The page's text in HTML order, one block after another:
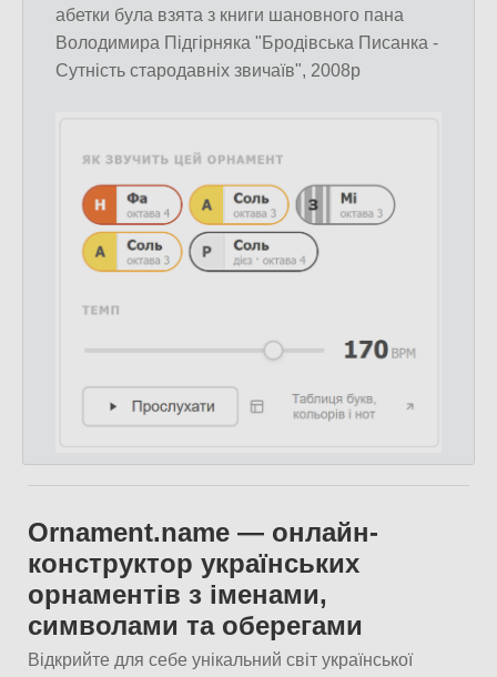
абетки була взята з книги шановного пана
Володимира Підгірняка "Бродівська Писанка -
Сутність стародавніх звичаїв", 2008р
Ornament.name — онлайн-
конструктор українських
орнаментів з іменами,
символами та оберегами
Відкрийте для себе унікальний світ української